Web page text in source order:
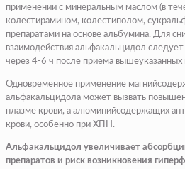
применении с минеральным маслом (в
колестирамином, колестиполом,
препаратами на основе альбумина. Для
взаимодействия альфакальцидол
через 4-6 ч после приема вышеуказанных
Одновременное применение
альфакальцидола может вызвать
плазме крови, а алюминийсодержащих
крови, особенно при ХПН.
Альфакальцидол увеличивает
препаратов и риск возникновения